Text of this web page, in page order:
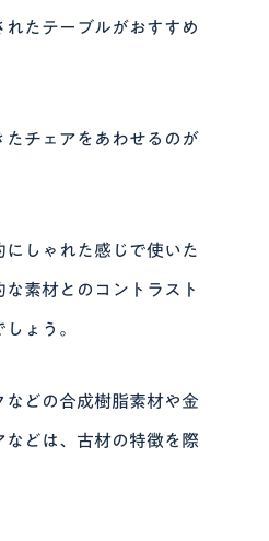
れたテーブルがおすすめ
たチェアをあわせるのが
にしゃれた感じで使いた
素材とのコントラスト
ょう。
どの合成樹脂素材や金
などは、古材の特徴を際